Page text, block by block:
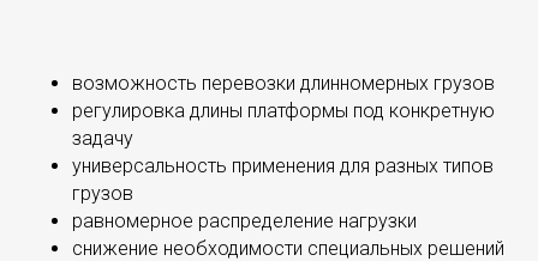
возможность перевозки длинномерных грузов
регулировка длины платформы под конкретную
задачу
универсальность применения для разных типов
грузов
равномерное распределение нагрузки
снижение необходимости специальных решений